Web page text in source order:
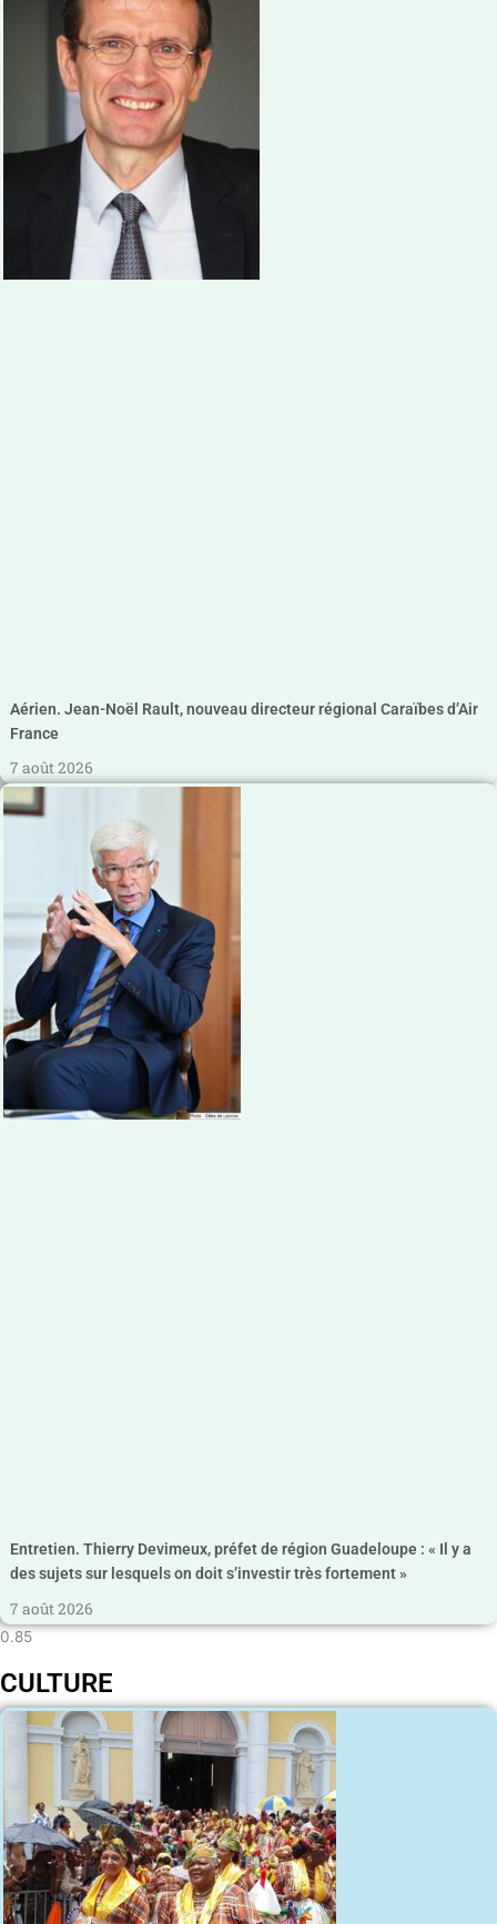
Aérien. Jean-Noël Rault, nouveau directeur régional Caraïbes d’Air
France
7 août 2026
Entretien. Thierry Devimeux, préfet de région Guadeloupe : « Il y a
des sujets sur lesquels on doit s’investir très fortement »
7 août 2026
CULTURE